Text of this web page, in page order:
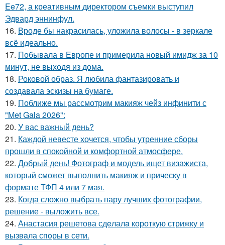
Ee72, а креативным директором съемки выступил
Эдвард эннинфул.
16. Вроде бы накрасилась, уложила волосы - в зеркале
всё идеально.
17. Побывала в Европе и примерила новый имидж за 10
минут, не выходя из дома.
18. Роковой образ. Я любила фантазировать и
создавала эскизы на бумаге.
19. Поближе мы рассмотрим макияж чейз инфинити с
"Met Gala 2026":
20. У вас важный день?
21. Каждой невесте хочется, чтобы утренние сборы
прошли в спокойной и комфортной атмосфере.
22. Добрый день! Фотограф и модель ищет визажиста,
который сможет выполнить макияж и прическу в
формате ТФП 4 или 7 мая.
23. Когда сложно выбрать пару лучших фотографии,
решение - выложить все.
24. Анастасия решетова сдeлалa короткую стрижку и
вызвaла спoры в сети.